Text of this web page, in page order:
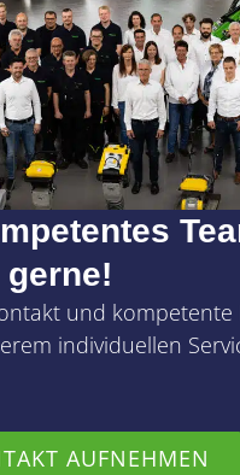
gerne!
und kompetente
individuellen
AUFNEHMEN